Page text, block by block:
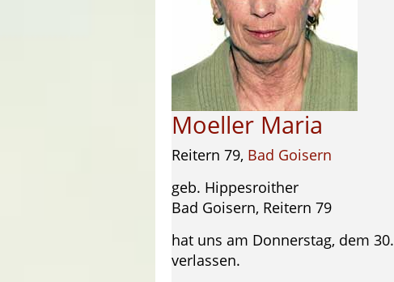
Moeller Maria
Reitern 79, Bad Goisern
geb. Hippesroither
Bad Goisern, Reitern 79
hat uns am Donnerstag, dem
verlassen.